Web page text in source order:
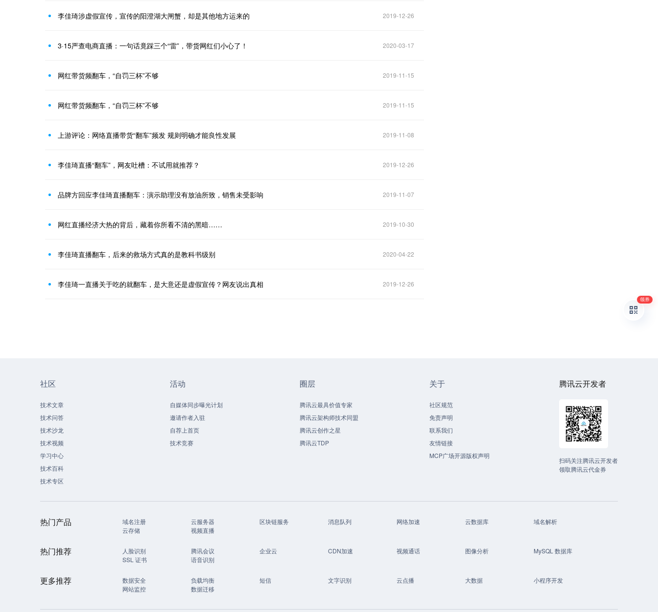
李佳琦涉虚假宣传，宣传的阳澄湖大闸蟹，却是其他地方运来的 2019-12-26
3·15严查电商直播：一句话竟踩三个“雷”，带货网红们小心了！ 2020-03-17
网红带货频翻车，“自罚三杯”不够 2019-11-15
网红带货频翻车，“自罚三杯”不够 2019-11-15
上游评论：网络直播带货“翻车”频发 规则明确才能良性发展 2019-11-08
李佳琦直播“翻车”，网友吐槽：不试用就推荐？ 2019-12-26
品牌方回应李佳琦直播翻车：演示助理没有放油所致，销售未受影响 2019-11-07
网红直播经济大热的背后，藏着你所看不清的黑暗…… 2019-10-30
李佳琦直播翻车，后来的救场方式真的是教科书级别 2020-04-22
李佳琦一直播关于吃的就翻车，是大意还是虚假宣传？网友说出真相 2019-12-26
社区
技术文章
技术问答
技术沙龙
技术视频
学习中心
技术百科
技术专区
活动
自媒体同步曝光计划
邀请作者入驻
自荐上首页
技术竞赛
圈层
腾讯云最具价值专家
腾讯云架构师技术同盟
腾讯云创作之星
腾讯云TDP
关于
社区规范
免责声明
联系我们
友情链接
MCP广场开源版权声明
腾讯云开发者
扫码关注腾讯云开发者
领取腾讯云代金券
热门产品 域名注册 云服务器 区块链服务 消息队列 网络加速 云数据库
域名解析
云存储
视频直播
热门推荐 人脸识别 腾讯会议 企业云 CDN加速 视频通话 图像分析
MySQL 数据库
SSL 证书
语音识别
更多推荐 数据安全 负载均衡 短信 文字识别 云点播 大数据
小程序开发
网站监控
数据迁移
领券